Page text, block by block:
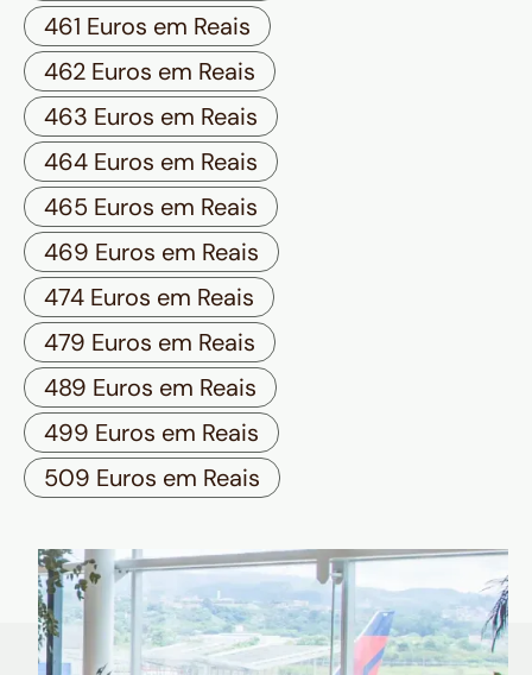
461 Euros em Reais
462 Euros em Reais
463 Euros em Reais
464 Euros em Reais
465 Euros em Reais
469 Euros em Reais
474 Euros em Reais
479 Euros em Reais
489 Euros em Reais
499 Euros em Reais
509 Euros em Reais